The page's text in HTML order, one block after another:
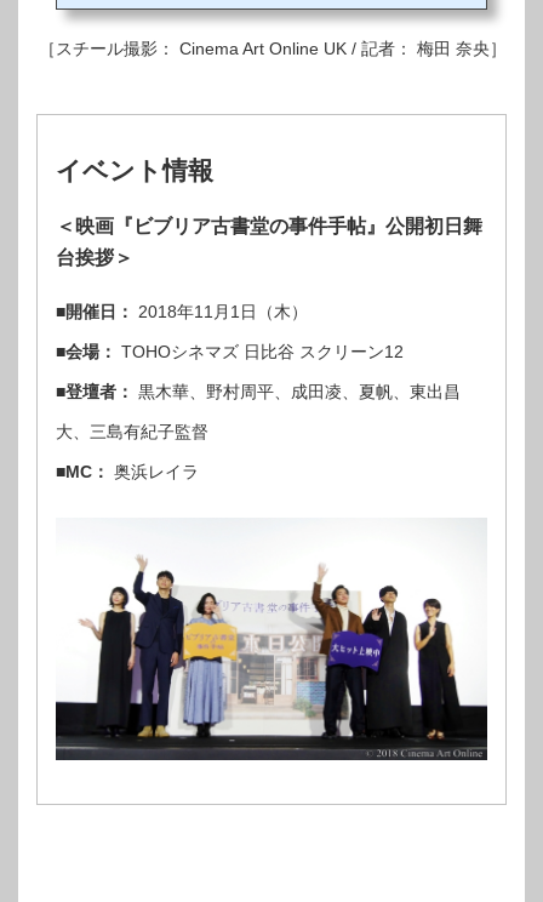
わ しおりこ）が古書にまつわる数々の謎
と秘密を解き明かしていく国民的大ベスト
と進化を遂げる東京・日比谷エリアにある
HMV&BOO...
［スチール撮影： Cinema Art Online UK / 記者： 梅田 奈央］
イベント情報
＜映画『ビブリア古書堂の事件手帖』公開初日舞
台挨拶＞
■開催日： 2018年11月1日（木）
■会場： TOHOシネマズ 日比谷 スクリーン12
■登壇者： 黒木華、野村周平、成田凌、夏帆、東出昌
大、三島有紀子監督
■MC： 奥浜レイラ